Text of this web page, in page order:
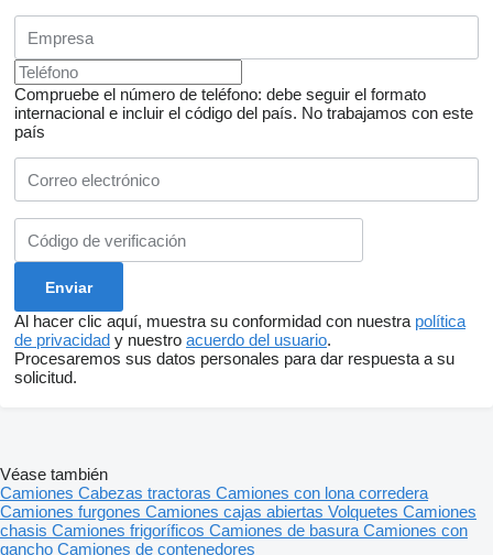
Compruebe el número de teléfono: debe seguir el formato
internacional e incluir el código del país. No trabajamos con este
país
Al hacer clic aquí, muestra su conformidad con nuestra política
de privacidad y nuestro acuerdo del usuario.
Procesaremos sus datos personales para dar respuesta a su
solicitud.
Véase también
Camiones Cabezas tractoras Camiones con lona corredera
Camiones furgones Camiones cajas abiertas Volquetes Camiones
chasis Camiones frigoríficos Camiones de basura Camiones con
gancho Camiones de contenedores